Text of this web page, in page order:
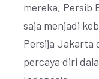
mereka, Persib
saja menjadi
Persija Jakarta
percaya diri